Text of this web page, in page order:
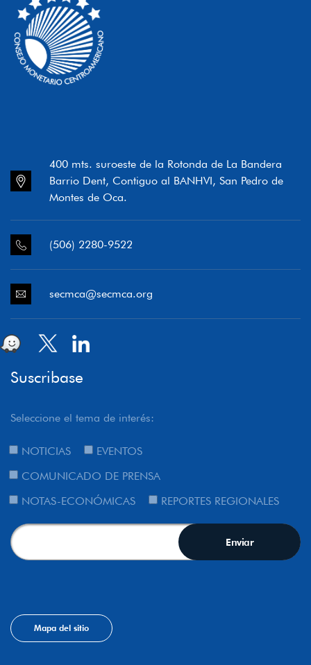
400 mts. suroeste de la Rotonda de La Bandera
Barrio Dent, Contiguo al BANHVI, San Pedro de
Montes de Oca.
(506) 2280-9522
secmca@secmca.org
Suscribase
Seleccione el tema de interés:
NOTICIAS
EVENTOS
COMUNICADO DE PRENSA
NOTAS-ECONÓMICAS
REPORTES REGIONALES
Mapa del sitio